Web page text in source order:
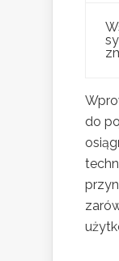
do